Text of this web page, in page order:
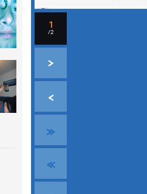
1
/2
Cella voté pourle message